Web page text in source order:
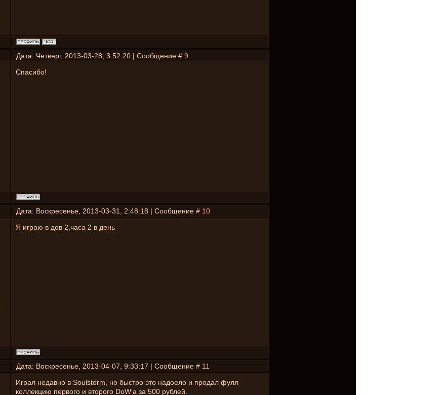
Дата: Четверг, 2013-03-28, 3:52:20 | Сообщение # 9
Спасибо!
Дата: Воскресенье, 2013-03-31, 2:48:18 | Сообщение # 10
Я играю в дов 2,часа 2 в день
Дата: Воскресенье, 2013-04-07, 9:33:17 | Сообщение # 11
Играл недавно в Soulstorm, но быстро это надоело и продал фулл
коллекцию первого и второго DoW'а за 500 рублей.